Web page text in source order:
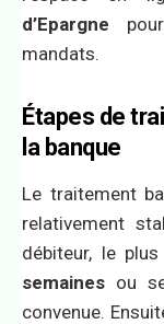
d’Epargne
mandats.
Étapes de
la banque
Le traitement
relativement
débiteur, le
semaines ou
convenue.